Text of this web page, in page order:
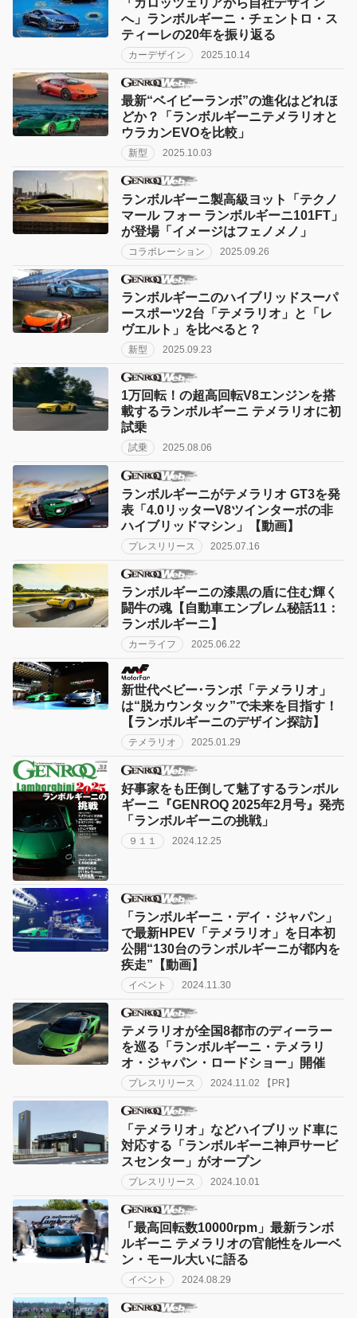
へ」ランボルギーニ・チェントロ・ス
ティーレの20年を振り返る
カーデザイン 2025.10.14
最新“ベイビーランボ”の進化はどれほ
どか？「ランボルギーニテメラリオと
ウラカンEVOを比較」
新型 2025.10.03
ランボルギーニ製高級ヨット「テクノ
マール フォー ランボルギーニ101FT」
が登場「イメージはフェノメノ」
コラボレーション 2025.09.26
ランボルギーニのハイブリッドスーパ
ースポーツ2台「テメラリオ」と「レ
ヴエルト」を比べると？
新型 2025.09.23
1万回転！の超高回転V8エンジンを搭
載するランボルギーニ テメラリオに初
試乗
試乗 2025.08.06
ランボルギーニがテメラリオ GT3を発
表「4.0リッターV8ツインターボの非
ハイブリッドマシン」【動画】
プレスリリース 2025.07.16
ランボルギーニの漆黒の盾に住む輝く
闘牛の魂【自動車エンブレム秘話11：
ランボルギーニ】
カーライフ 2025.06.22
新世代ベビー･ランボ「テメラリオ」
は“脱カウンタック”で未来を目指す！
【ランボルギーニのデザイン探訪】
テメラリオ 2025.01.29
好事家をも圧倒して魅了するランボル
ギーニ『GENROQ 2025年2月号』発売
「ランボルギーニの挑戦」
９１１ 2024.12.25
「ランボルギーニ・デイ・ジャパン」
で最新HPEV「テメラリオ」を日本初
公開“130台のランボルギーニが都内を
疾走”【動画】
イベント 2024.11.30
テメラリオが全国8都市のディーラー
を巡る「ランボルギーニ・テメラリ
オ・ジャパン・ロードショー」開催
プレスリリース 2024.11.02 【PR】
「テメラリオ」などハイブリッド車に
対応する「ランボルギーニ神戸サービ
スセンター」がオープン
プレスリリース 2024.10.01
「最高回転数10000rpm」最新ランボ
ルギーニ テメラリオの官能性をルーベ
ン・モール大いに語る
イベント 2024.08.29